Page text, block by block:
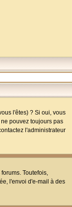
l'êtes) ? Si oui, vous
pouvez toujours pas
l'administrateur
Toutefois,
l'envoi d'e-mail à des